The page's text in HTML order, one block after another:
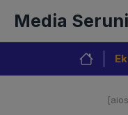
isi
Media Seruni